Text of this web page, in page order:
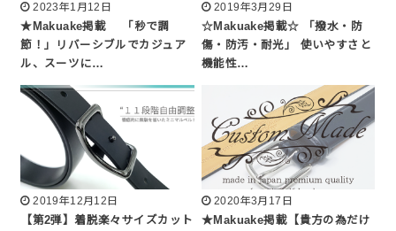
2023年1月12日
★Makuake掲載 「秒で調
節！」リバーシブルでカジュア
ル、スーツに…
2019年3月29日
☆Makuake掲載☆ 「撥水・防
傷・防汚・耐光」 使いやすさと
機能性…
2019年12月12日
【第2弾】着脱楽々サイズカット
2020年3月17日
★Makuake掲載【貴方の為だけ